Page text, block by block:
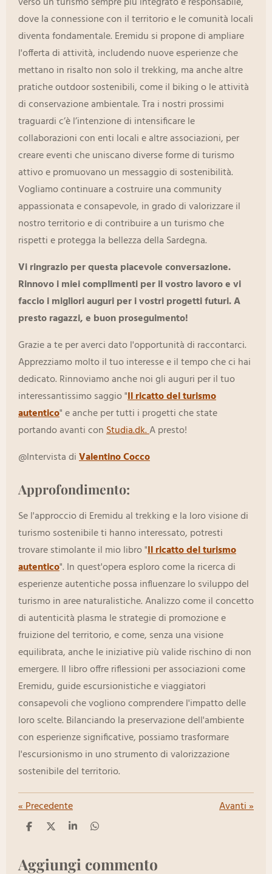
dove la connessione con il territorio e le comunità locali
diventa fondamentale. Eremidu si propone di ampliare
l'offerta di attività, includendo nuove esperienze che
mettano in risalto non solo il trekking, ma anche altre
pratiche outdoor sostenibili, come il biking o le attività
di conservazione ambientale. Tra i nostri prossimi
traguardi c’è l’intenzione di intensificare le
collaborazioni con enti locali e altre associazioni, per
creare eventi che uniscano diverse forme di turismo
attivo e promuovano un messaggio di sostenibilità.
Vogliamo continuare a costruire una community
appassionata e consapevole, in grado di valorizzare il
nostro territorio e di contribuire a un turismo che
rispetti e protegga la bellezza della Sardegna.
Vi ringrazio per questa piacevole conversazione.
Rinnovo i miei complimenti per il vostro lavoro e vi
faccio i migliori auguri per i vostri progetti futuri. A
presto ragazzi, e buon proseguimento!
Grazie a te per averci dato l'opportunità di raccontarci.
Apprezziamo molto il tuo interesse e il tempo che ci hai
dedicato. Rinnoviamo anche noi gli auguri per il tuo
interessantissimo saggio "Il ricatto del turismo
autentico" e anche per tutti i progetti che state
portando avanti conStudia.dk.A presto!
@Intervista diValentino Cocco
Approfondimento:
Se l'approccio di Eremidu al trekking e la loro visione di
turismo sostenibile ti hanno interessato, potresti
trovare stimolante il mio libro "Il ricatto del turismo
autentico". In quest'opera esploro come la ricerca di
esperienze autentiche possa influenzare lo sviluppo del
turismo in aree naturalistiche. Analizzo come il concetto
di autenticità plasma le strategie di promozione e
fruizione del territorio, e come, senza una visione
equilibrata, anche le iniziative più valide rischino di non
emergere. Il libro offre riflessioni per associazioni come
Eremidu, guide escursionistiche e viaggiatori
consapevoli che vogliono comprendere l'impatto delle
loro scelte. Bilanciando la preservazione dell'ambiente
con esperienze significative, possiamo trasformare
l'escursionismo in uno strumento di valorizzazione
sostenibile del territorio.
«Precedente Avanti»
C
d
i
C
d
i
C
d
i
C
d
i
Aggiungi commento